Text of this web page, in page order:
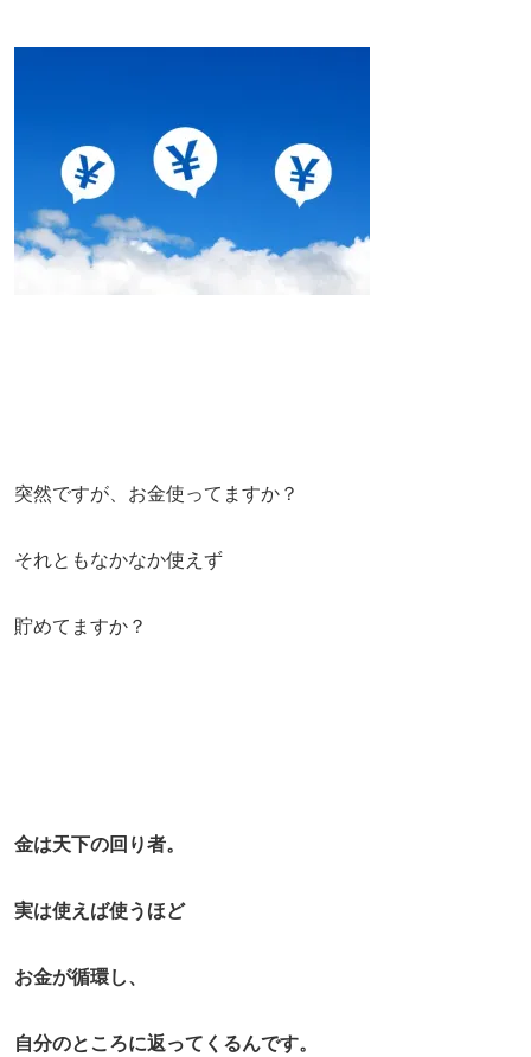
突然ですが、お金使ってますか？
それともなかなか使えず
貯めてますか？
金は天下の回り者。
実は使えば使うほど
お金が循環し、
自分のところに返ってくるんです。